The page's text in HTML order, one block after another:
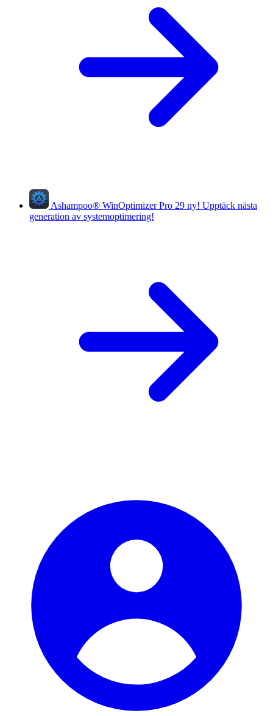
Ashampoo® WinOptimizer Pro 29 ny! Upptäck nästa
generation av systemoptimering!